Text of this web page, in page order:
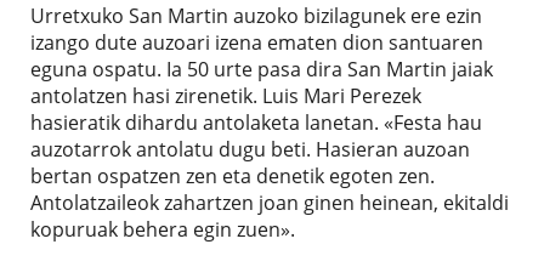
Urretxuko San Martin auzoko bizilagunek ere ezin
izango dute auzoari izena ematen dion santuaren
eguna ospatu. Ia 50 urte pasa dira San Martin jaiak
antolatzen hasi zirenetik. Luis Mari Perezek
hasieratik dihardu antolaketa lanetan. «Festa hau
auzotarrok antolatu dugu beti. Hasieran auzoan
bertan ospatzen zen eta denetik egoten zen.
Antolatzaileok zahartzen joan ginen heinean, ekitaldi
kopuruak behera egin zuen».